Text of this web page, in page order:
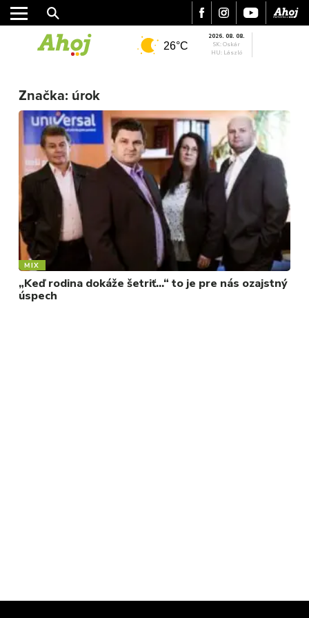
REGIÓN
ŠPORT
KULTÚRA
FOTKY
VIDEO
MIX
26°C
2026. 08. 08.
SK: Oskár
HU: László
Značka: úrok
MIX
„Keď rodina dokáže šetriť…“ to je pre nás ozajstný
úspech